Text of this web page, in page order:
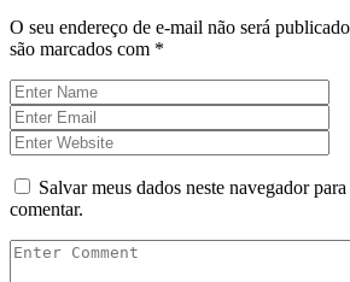
O seu endereço de e-mail não será
são marcados com *
Salvar meus dados neste navegador
comentar.